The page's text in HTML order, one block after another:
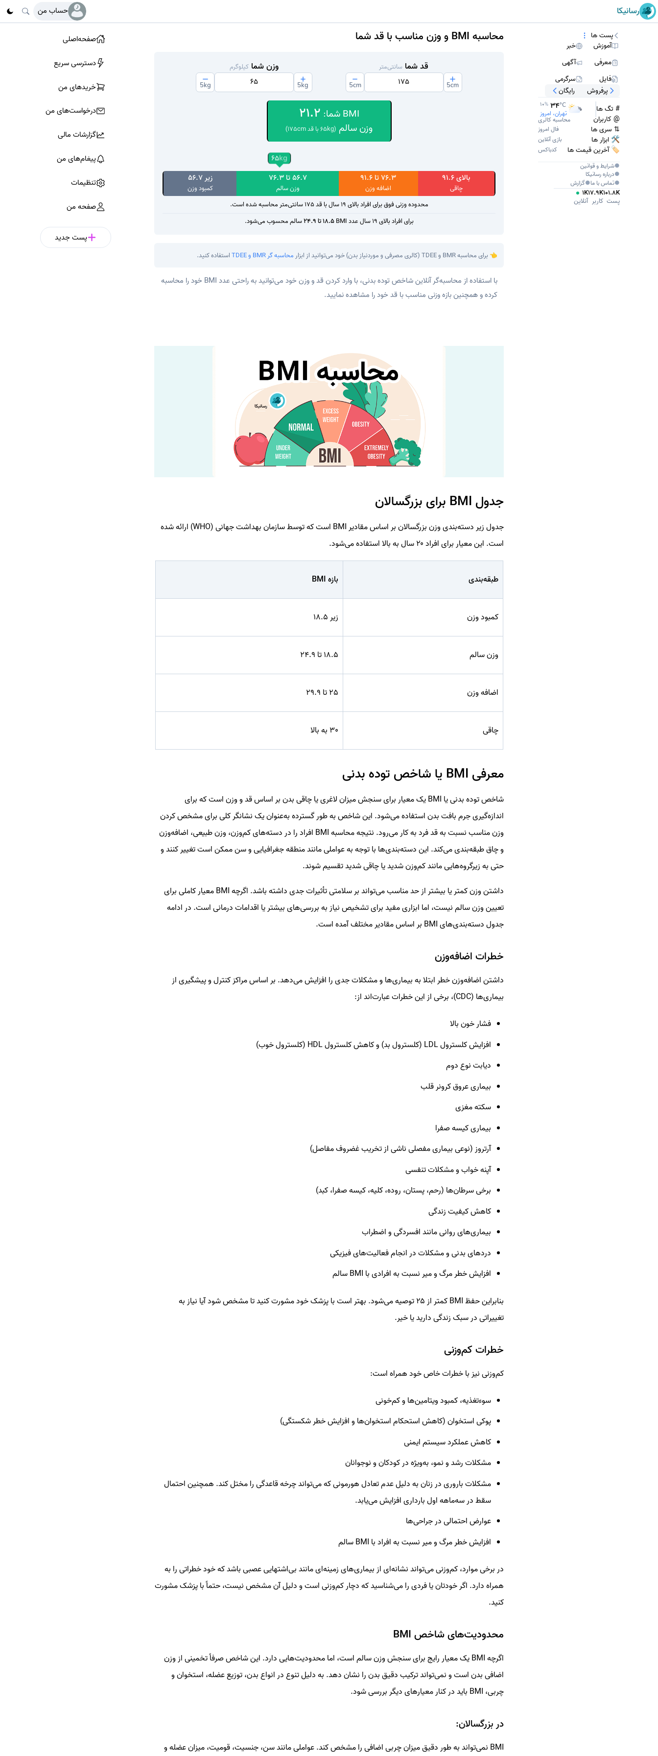
رسانیکا حساب من
محاسبه BMI و وزن مناسب با قد شما
قد شما سانتی‌متر
5cm
5cm
وزن شما کیلوگرم
5kg
5kg
BMI شما: 21.2
وزن سالم (
65kg با قد 175cm)
65kg
زیر 56.7
کمبود وزن
56.7 تا 76.3
وزن سالم
76.3 تا 91.6
اضافه وزن
بالای 91.6
چاقی
محدوده وزنی فوق برای افراد بالای 19 سال با قد
175 سانتی‌متر محاسبه شده است.
برای افراد بالای 19 سال عدد BMI
18.5تا24.9سالم محسوب می‌شود.
👈 برای محاسبه BMR و TDEE (کالری مصرفی و موردنیاز بدن) خود می‌توانید از ابزار محاسبه گر BMR و TDEE استفاده کنید.
با استفاده از محاسبه‌گر آنلاین شاخص توده بدنی، با وارد کردن قد و وزن خود می‌توانید به راحتی عدد BMI خود را محاسبه
کرده و همچنین بازه وزنی مناسب با قد خود را مشاهده نمایید.
جدول BMI برای بزرگسالان
جدول زیر دسته‌بندی وزن بزرگسالان بر اساس مقادیر BMI است که توسط سازمان بهداشت جهانی (WHO) ارائه شده
است. این معیار برای افراد ۲۰ سال به بالا استفاده می‌شود.
طبقه‌بندی بازه BMI
کمبود وزن زیر 18.5
وزن سالم 18.5 تا 24.9
اضافه وزن 25 تا 29.9
چاقی 30 به بالا
معرفی BMI یا شاخص توده بدنی
شاخص توده بدنی یا BMI یک معیار برای سنجش میزان لاغری یا چاقی بدن بر اساس قد و وزن است که برای
اندازه‌گیری جرم بافت بدن استفاده می‌شود. این شاخص به طور گسترده به‌عنوان یک نشانگر کلی برای مشخص کردن
وزن مناسب نسبت به قد فرد به کار می‌رود. نتیجه محاسبه BMI افراد را در دسته‌های کم‌وزن، وزن طبیعی، اضافه‌وزن
و چاق طبقه‌بندی می‌کند. این دسته‌بندی‌ها با توجه به عواملی مانند منطقه جغرافیایی و سن ممکن است تغییر کنند و
حتی به زیرگروه‌هایی مانند کم‌وزن شدید یا چاقی شدید تقسیم شوند.
داشتن وزن کمتر یا بیشتر از حد مناسب می‌تواند بر سلامتی تأثیرات جدی داشته باشد. اگرچه BMI معیار کاملی برای
تعیین وزن سالم نیست، اما ابزاری مفید برای تشخیص نیاز به بررسی‌های بیشتر یا اقدامات درمانی است. در ادامه
جدول دسته‌بندی‌های BMI بر اساس مقادیر مختلف آمده است.
خطرات اضافه‌وزن
داشتن اضافه‌وزن خطر ابتلا به بیماری‌ها و مشکلات جدی را افزایش می‌دهد. بر اساس مراکز کنترل و پیشگیری از
بیماری‌ها (CDC)، برخی از این خطرات عبارت‌اند از:
فشار خون بالا
افزایش کلسترول LDL (کلسترول بد) و کاهش کلسترول HDL (کلسترول خوب)
دیابت نوع دوم
بیماری عروق کرونر قلب
سکته مغزی
بیماری کیسه صفرا
آرتروز (نوعی بیماری مفصلی ناشی از تخریب غضروف مفاصل)
آپنه خواب و مشکلات تنفسی
برخی سرطان‌ها (رحم، پستان، روده، کلیه، کیسه صفرا، کبد)
کاهش کیفیت زندگی
بیماری‌های روانی مانند افسردگی و اضطراب
دردهای بدنی و مشکلات در انجام فعالیت‌های فیزیکی
افزایش خطر مرگ و میر نسبت به افرادی با BMI سالم
بنابراین حفظ BMI کمتر از ۲۵ توصیه می‌شود. بهتر است با پزشک خود مشورت کنید تا مشخص شود آیا نیاز به
تغییراتی در سبک زندگی دارید یا خیر.
خطرات کم‌وزنی
کم‌وزنی نیز با خطرات خاص خود همراه است:
سوءتغذیه، کمبود ویتامین‌ها و کم‌خونی
پوکی استخوان (کاهش استحکام استخوان‌ها و افزایش خطر شکستگی)
کاهش عملکرد سیستم ایمنی
مشکلات رشد و نمو، به‌ویژه در کودکان و نوجوانان
مشکلات باروری در زنان به دلیل عدم تعادل هورمونی که می‌تواند چرخه قاعدگی را مختل کند. همچنین احتمال
سقط در سه‌ماهه اول بارداری افزایش می‌یابد.
عوارض احتمالی در جراحی‌ها
افزایش خطر مرگ و میر نسبت به افراد با BMI سالم
در برخی موارد، کم‌وزنی می‌تواند نشانه‌ای از بیماری‌های زمینه‌ای مانند بی‌اشتهایی عصبی باشد که خود خطراتی را به
همراه دارد. اگر خودتان یا فردی را می‌شناسید که دچار کم‌وزنی است و دلیل آن مشخص نیست، حتماً با پزشک مشورت
کنید.
محدودیت‌های شاخص BMI
اگرچه BMI یک معیار رایج برای سنجش وزن سالم است، اما محدودیت‌هایی دارد. این شاخص صرفاً تخمینی از وزن
اضافی بدن است و نمی‌تواند ترکیب دقیق بدن را نشان دهد. به دلیل تنوع در انواع بدن، توزیع عضله، استخوان و
چربی، BMI باید در کنار معیارهای دیگر بررسی شود.
در بزرگسالان:
BMI نمی‌تواند به طور دقیق میزان چربی اضافی را مشخص کند. عواملی مانند سن، جنسیت، قومیت، میزان عضله و
صفحه‌اصلی
دسترسی سریع
پست جدید
خرید‌های من
درخواست‌های من
گزارشات مالی
پیغام‌های من
تنظیمات
صفحه من
پست ها
آموزش
خبر
معرفی
آگهی
فایل
سرگرمی
پرفروش رایگان
# تگ ها 10% 34°C
تهران، امروز @ کاربران محاسبه کالری
⇅ سری ها فال امروز
🛠 ابزار ها بازی آنلاین
🏷️ آخرین قیمت ها
کدباکس
●شرایط و قوانین
●دربارهرسانیکا
●تماس با ما●گزارش
101.8K
پست
17.9K
کاربر
1K
آنلاین